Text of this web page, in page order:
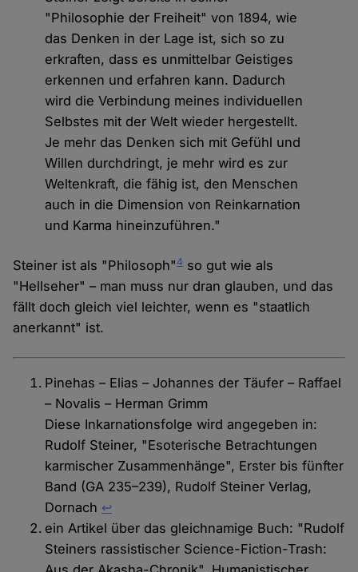
"Philosophie der Freiheit" von 1894, wie
das Denken in der Lage ist, sich so zu
erkraften, dass es unmittelbar Geistiges
erkennen und erfahren kann. Dadurch
wird die Verbindung meines individuellen
Selbstes mit der Welt wieder hergestellt.
Je mehr das Denken sich mit Gefühl und
Willen durchdringt, je mehr wird es zur
Weltenkraft, die fähig ist, den Menschen
auch in die Dimension von Reinkarnation
und Karma hineinzuführen."
Steiner ist als "Philosoph"4 so gut wie als
"Hellseher" – man muss nur dran glauben, und das
fällt doch gleich viel leichter, wenn es "staatlich
anerkannt" ist.
Pinehas – Elias – Johannes der Täufer – Raffael
– Novalis – Herman Grimm
Diese Inkarnationsfolge wird angegeben in:
Rudolf Steiner, "Esoterische Betrachtungen
karmischer Zusammenhänge", Erster bis fünfter
Band (GA 235–239), Rudolf Steiner Verlag,
Dornach ↩
ein Artikel über das gleichnamige Buch: "Rudolf
Steiners rassistischer Science-Fiction-Trash: